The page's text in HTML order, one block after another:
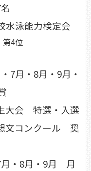
水泳能力検定会
第4位
7月・8月・9月・
大会 特選・入選
文コンクール 奨
月・8月・9月 月